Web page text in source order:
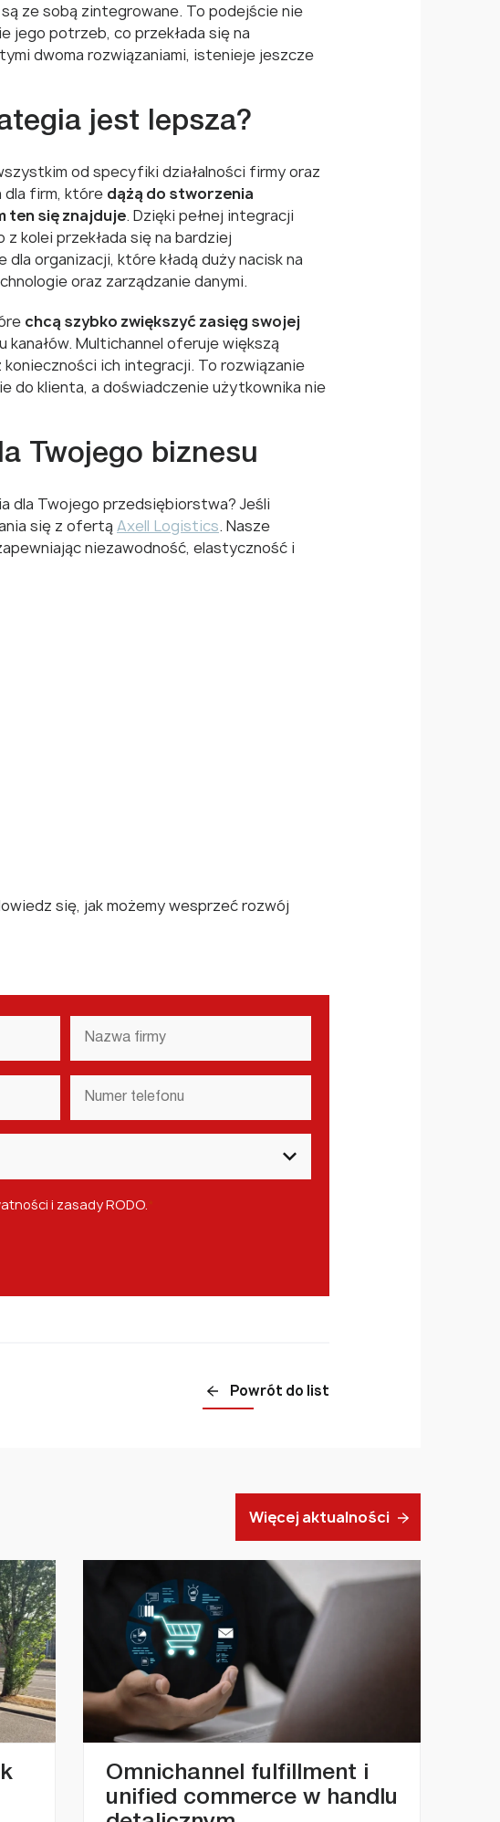
ze sobą zintegrowane. To podejście nie
jego potrzeb, co przekłada się na
dwoma rozwiązaniami, istenieje jeszcze
jest lepsza?
od specyfiki działalności firmy oraz
dla firm, które dążą do stworzenia
ten się znajduje. Dzięki pełnej integracji
kolei przekłada się na bardziej
organizacji, które kładą duży nacisk na
oraz zarządzanie danymi.
chcą szybko zwiększyć zasięg swojej
kanałów. Multichannel oferuje większą
konieczności ich integracji. To rozwiązanie
do klienta, a doświadczenie użytkownika nie
Twojego biznesu
dla Twojego przedsiębiorstwa? Jeśli
się z ofertąAxell Logistics. Nasze
niezawodność, elastyczność i
się, jak możemy wesprzeć rozwój
Nazwa
firmy*
Numer
telefonu*
i zasady RODO.
Powrót do list
Więcej aktualności
Omnichannel fulfillment i
unified commerce w handlu